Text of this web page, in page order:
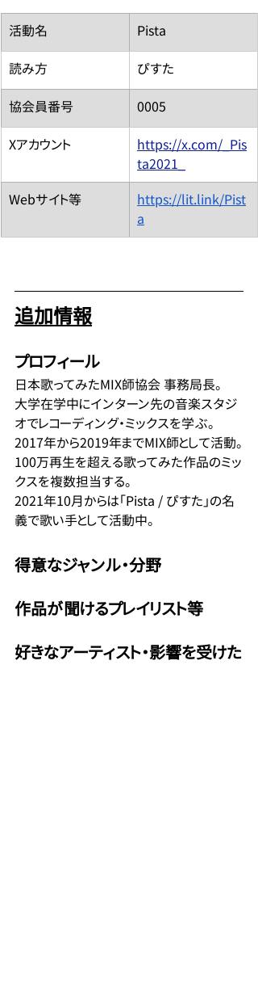
​活動名 Pista
読み方 ぴすた
​協会員番号 0005
​Xアカウント
https://x.com/_Pis
ta2021_
​Webサイト等
https://lit.link/Pist
a
追加情報
プロフィール
日本歌ってみたMIX師協会 事務局長。
大学在学中にインターン先の音楽スタジ
オでレコーディング・ミックスを学ぶ。
2017年から2019年までMIX師として活動。
100万再生を超える歌ってみた作品のミッ
クスを複数担当する。
2021年10月からは「Pista / ぴすた」の名
義で歌い手として活動中。
得意なジャンル・分野
作品が聞けるプレイリスト等
好きなアーティスト・影響を受けた